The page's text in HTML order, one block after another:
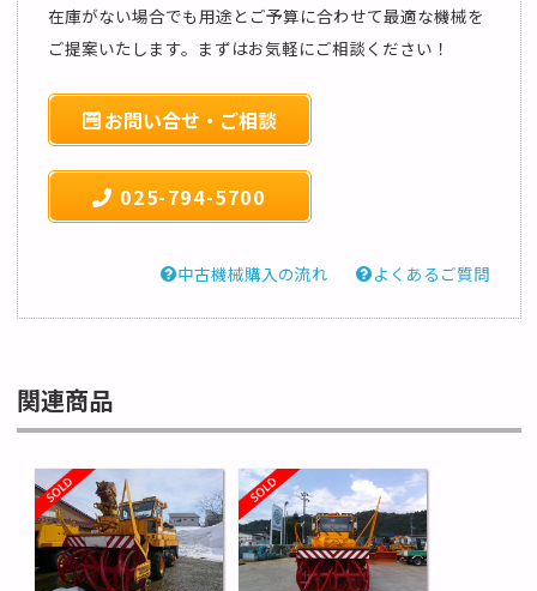
在庫がない場合でも用途とご予算に合わせて最適な機械を
ご提案いたします。まずはお気軽にご相談ください！
お問い合せ・ご相談
025-794-5700
中古機械購入の流れ よくあるご質問
関連商品